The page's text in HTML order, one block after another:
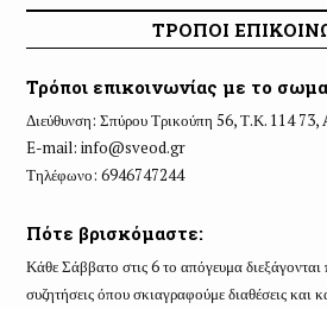
ΤΡΟΠΟΙ
Τρόποι επικοινωνίας με το
Διεύθυνση: Σπύρου Τρικούπη 56, Τ.Κ. 114 73,
E-mail: info@sveod.gr
Τηλέφωνο: 6946747244
Πότε βρισκόμαστε:
Κάθε Σάββατο στις 6 το απόγευμα
συζητήσεις όπου σκιαγραφούμε διαθέσεις και